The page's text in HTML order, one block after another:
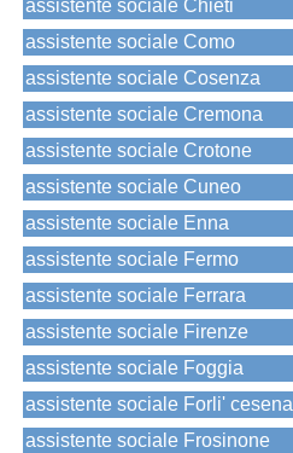
assistente sociale Chieti
assistente sociale Como
assistente sociale Cosenza
assistente sociale Cremona
assistente sociale Crotone
assistente sociale Cuneo
assistente sociale Enna
assistente sociale Fermo
assistente sociale Ferrara
assistente sociale Firenze
assistente sociale Foggia
assistente sociale Forli' cesena
assistente sociale Frosinone